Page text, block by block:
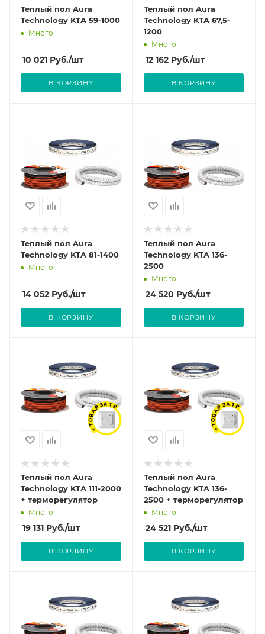
Теплый пол Aura
Technology KTA 59-1000
Много
10 021 Руб./шт
В КОРЗИНУ
Теплый пол Aura
Technology KTA 67,5-
1200
Много
12 162Руб./шт
В КОРЗИНУ
Теплый пол Aura
Technology KTA 81-1400
Много
14 052 Руб./шт
В КОРЗИНУ
Теплый пол Aura
Technology KTA 136-
2500
Много
24 520 Руб./шт
В КОРЗИНУ
Теплый пол Aura
Technology KTA 111-2000
+ терморегулятор
Много
19 131 Руб./шт
В КОРЗИНУ
Теплый пол Aura
Technology KTA 136-
2500 + терморегулятор
Много
24 521Руб./шт
В КОРЗИНУ